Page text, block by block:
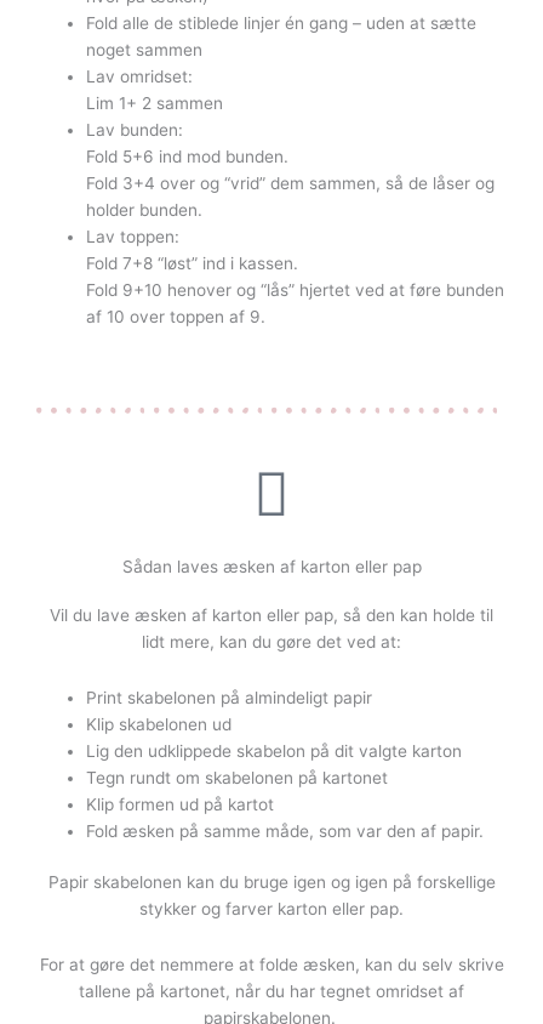
Fold alle de stiblede linjer én gang – uden at sætte
noget sammen
Lav omridset:
Lim 1+ 2 sammen
Lav bunden:
Fold 5+6 ind mod bunden.
Fold 3+4 over og “vrid” dem sammen, så de låser og
holder bunden.
Lav toppen:
Fold 7+8 “løst” ind i kassen.
Fold 9+10 henover og “lås” hjertet ved at føre bunden
af 10 over toppen af 9.
Sådan laves æsken af karton eller pap
Vil du lave æsken af karton eller pap, så den kan holde til
lidt mere, kan du gøre det ved at:
Print skabelonen på almindeligt papir
Klip skabelonen ud
Lig den udklippede skabelon på dit valgte karton
Tegn rundt om skabelonen på kartonet
Klip formen ud på kartot
Fold æsken på samme måde, som var den af papir.
Papir skabelonen kan du bruge igen og igen på forskellige
stykker og farver karton eller pap.
For at gøre det nemmere at folde æsken, kan du selv skrive
tallene på kartonet, når du har tegnet omridset af
papirskabelonen.